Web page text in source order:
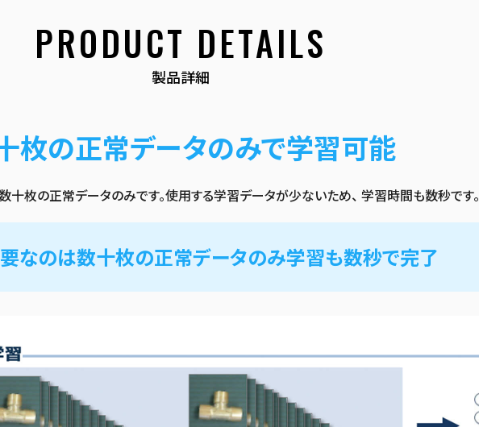
PRODUCT DETAILS
製品詳細
枚の正常データのみで学習可能
枚の正常データのみです。使用する学習データが少ないため、 学習時間も数秒です。
なのは数十枚の正常データのみ学習も数秒で完了